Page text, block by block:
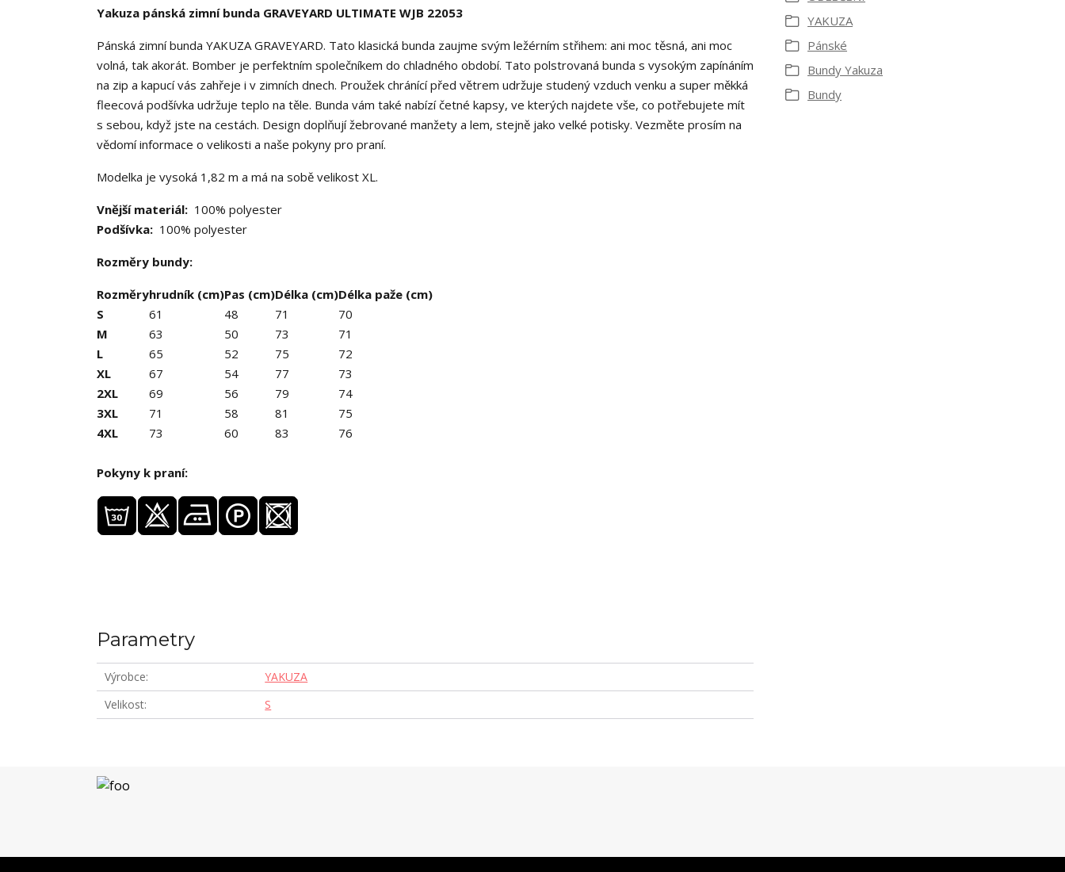
Yakuza pánská zimní bunda GRAVEYARD ULTIMATE WJB 22053
Pánská zimní bunda YAKUZA GRAVEYARD. Tato klasická bunda zaujme svým ležérním střihem: ani moc těsná, ani moc
volná, tak akorát. Bomber je perfektním společníkem do chladného období. Tato polstrovaná bunda s vysokým zapínáním
na zip a kapucí vás zahřeje i v zimních dnech. Proužek chránící před větrem udržuje studený vzduch venku a super měkká
fleecová podšívka udržuje teplo na těle. Bunda vám také nabízí četné kapsy, ve kterých najdete vše, co potřebujete mít
s sebou, když jste na cestách. Design doplňují žebrované manžety a lem, stejně jako velké potisky. Vezměte prosím na
vědomí informace o velikosti a naše pokyny pro praní.
Modelka je vysoká 1,82 m a má na sobě velikost XL.
Vnější materiál: 100% polyester
Podšívka: 100% polyester
Rozměry bundy:
Rozměryhrudník (cm)Pas (cm)Délka (cm)Délka paže (cm)
S
61 48 71
70
M
63 50 73
71
L
65 52 75
72
XL
67 54 77
73
2XL
69 56 79
74
3XL
71 58 81
75
4XL
73 60 83 76
Pokyny k praní:
Parametry
Výrobce
YAKUZA
Velikost
S
YAKUZA
Pánské
Bundy Yakuza
Bundy